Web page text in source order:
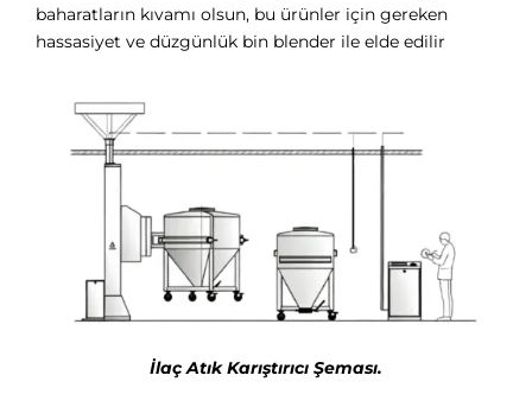
baharatların kıvamı olsun, bu ürünler için gereken
hassasiyet ve düzgünlük bin blender ile elde edilir
İlaç Atık Karıştırıcı Şeması.